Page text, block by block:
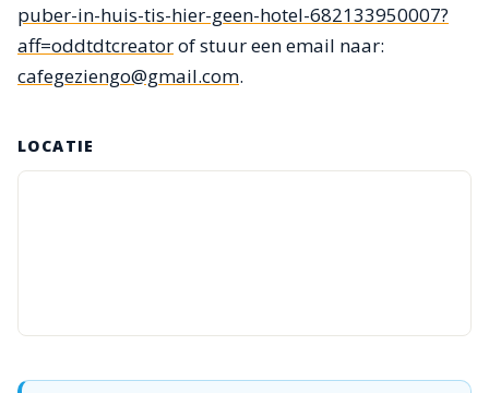
puber-in-huis-tis-hier-geen-hotel-682133950007?
aff=oddtdtcreatorof stuur een email naar:
cafegeziengo@gmail.com.
LOCATIE